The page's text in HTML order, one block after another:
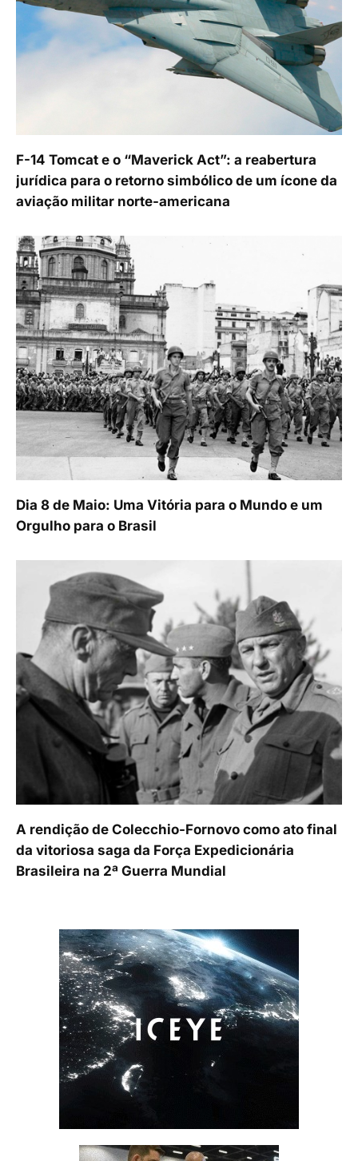
F-14 Tomcat e o “Maverick Act”: a reabertura
jurídica para o retorno simbólico de um ícone da
aviação militar norte-americana
Dia 8 de Maio: Uma Vitória para o Mundo e um
Orgulho para o Brasil
A rendição de Colecchio-Fornovo como ato final
da vitoriosa saga da Força Expedicionária
Brasileira na 2ª Guerra Mundial